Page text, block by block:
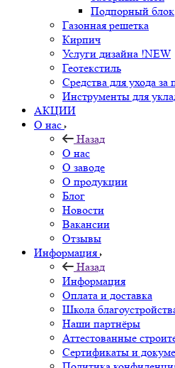
Подпорный блок
Газонная решетка
Кирпич
Услуги дизайна !NEW
Геотекстиль
Средства для ухода за
Инструменты для
АКЦИИ
О нас
Назад
О нас
О заводе
О продукции
Блог
Новости
Вакансии
Отзывы
Информация
Назад
Информация
Оплата и доставка
Школа
Наши партнёры
Аттестованные
Сертификаты и